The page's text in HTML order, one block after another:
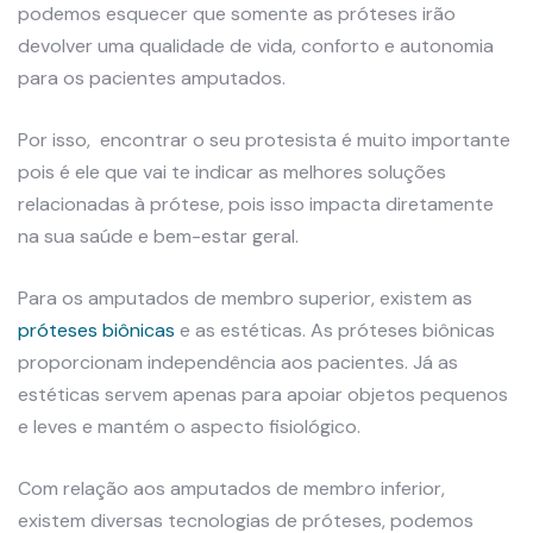
podemos esquecer que somente as próteses irão
devolver uma qualidade de vida, conforto e autonomia
para os pacientes amputados.
Por isso, encontrar o seu protesista é muito importante
pois é ele que vai te indicar as melhores soluções
relacionadas à prótese, pois isso impacta diretamente
na sua saúde e bem-estar geral.
Para os amputados de membro superior, existem as
próteses biônicas e as estéticas. As próteses biônicas
proporcionam independência aos pacientes. Já as
estéticas servem apenas para apoiar objetos pequenos
e leves e mantém o aspecto fisiológico.
Com relação aos amputados de membro inferior,
existem diversas tecnologias de próteses, podemos